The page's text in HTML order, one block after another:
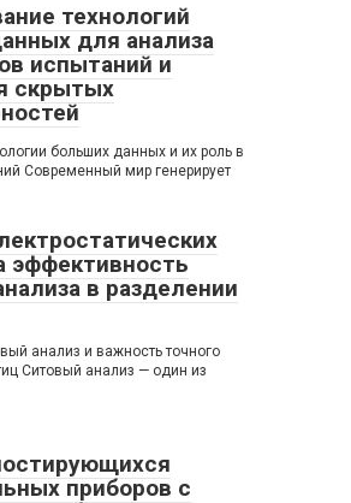
технологий
для анализа
испытаний и
скрытых
больших данных и их роль в
Современный мир генерирует
эффективность
в разделении
анализ и важность точного
Ситовый анализ — один из
приборов с